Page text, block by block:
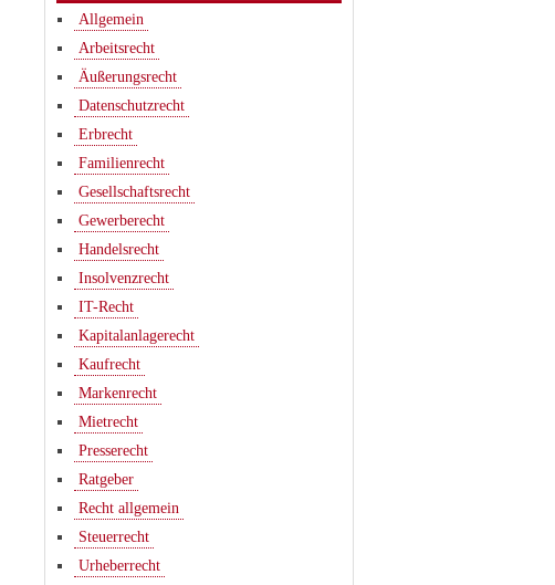
Allgemein
Arbeitsrecht
Äußerungsrecht
Datenschutzrecht
Erbrecht
Familienrecht
Gesellschaftsrecht
Gewerberecht
Handelsrecht
Insolvenzrecht
IT-Recht
Kapitalanlagerecht
Kaufrecht
Markenrecht
Mietrecht
Presserecht
Ratgeber
Recht allgemein
Steuerrecht
Urheberrecht